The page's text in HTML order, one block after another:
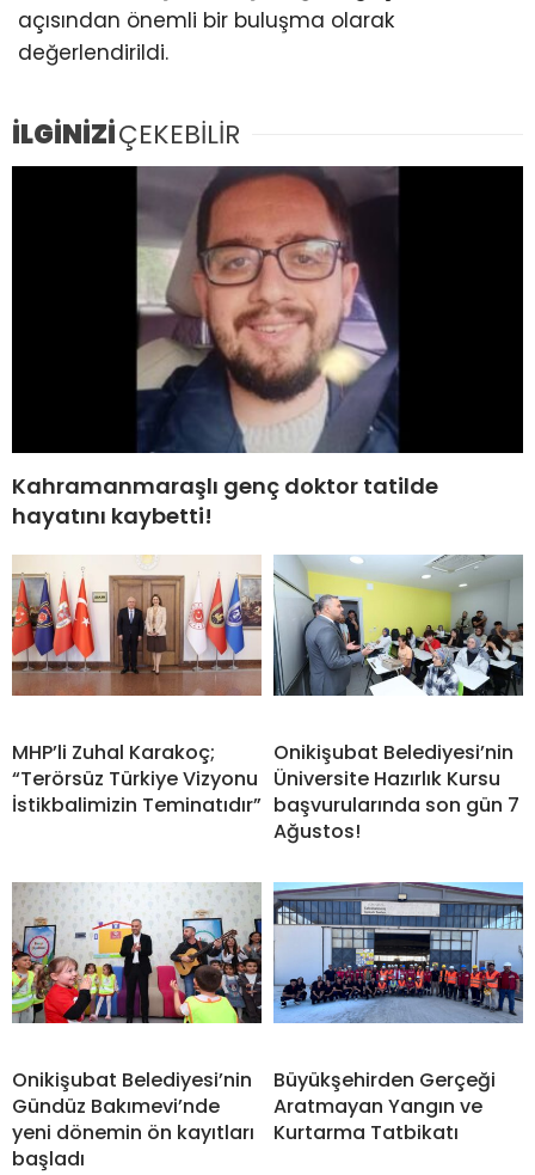
açısından önemli bir buluşma olarak
değerlendirildi.
İLGİNİZİÇEKEBİLİR
Kahramanmaraşlı genç doktor tatilde
hayatını kaybetti!
MHP’li Zuhal Karakoç;
“Terörsüz Türkiye Vizyonu
İstikbalimizin Teminatıdır”
Onikişubat Belediyesi’nin
Üniversite Hazırlık Kursu
başvurularında son gün 7
Ağustos!
Onikişubat Belediyesi’nin
Gündüz Bakımevi’nde
yeni dönemin ön kayıtları
başladı
Büyükşehirden Gerçeği
Aratmayan Yangın ve
Kurtarma Tatbikatı